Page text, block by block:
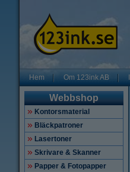
Hem Om 123ink AB
Webbshop
Kontorsmaterial
Bläckpatroner
Lasertoner
Skrivare & Skanner
Papper & Fotopapper